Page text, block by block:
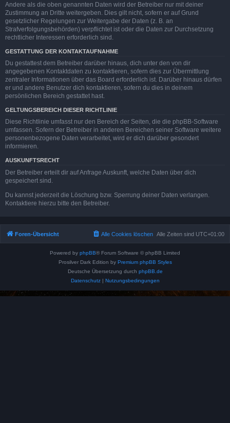
Andere als die oben genannten Daten wird der Betreiber nur mit deiner
Zustimmung an Dritte weitergeben. Dies gilt nicht, sofern er auf Grund
gesetzlicher Regelungen zur Weitergabe der Daten (z. B. an
Strafverfolgungsbehörden) verpflichtet ist oder die Daten zur Durchsetzung
rechtlicher Interessen erforderlich sind.
GESTATTUNG DER KONTAKTAUFNAHME
Du gestattest dem Betreiber darüber hinaus, dich unter den von dir
angegebenen Kontaktdaten zu kontaktieren, sofern dies zur Übermittlung
zentraler Informationen über das Board erforderlich ist. Darüber hinaus dürfen
er und andere Benutzer dich kontaktieren, sofern du dies in deinem
persönlichen Bereich gestattet hast.
GELTUNGSBEREICH DIESER RICHTLINIE
Diese Richtlinie umfasst nur den Bereich der Seiten, die die phpBB-Software
umfassen. Sofern der Betreiber in anderen Bereichen seiner Software weitere
personenbezogene Daten verarbeitet, wird er dich darüber gesondert
informieren.
AUSKUNFTSRECHT
Der Betreiber erteilt dir auf Anfrage Auskunft, welche Daten über dich
gespeichert sind.
Du kannst jederzeit die Löschung bzw. Sperrung deiner Daten verlangen.
Kontaktiere hierzu bitte den Betreiber.
Foren-Übersicht Alle Zeiten sind UTC+01:00
Alle Cookies löschen
Powered by phpBB® Forum Software © phpBB Limited
Prosilver Dark Edition by Premium phpBB Styles
Deutsche Übersetzung durch phpBB.de
Datenschutz| Nutzungsbedingungen